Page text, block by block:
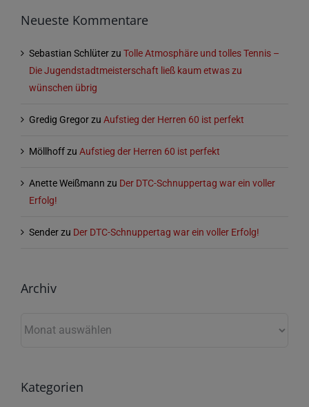
Neueste Kommentare
Sebastian Schlüterzu Tolle Atmosphäre und tolles Tennis –
Die Jugendstadtmeisterschaft ließ kaum etwas zu
wünschen übrig
Gredig Gregorzu Aufstieg der Herren 60 ist perfekt
Möllhoffzu Aufstieg der Herren 60 ist perfekt
Anette Weißmann zu Der DTC-Schnuppertag war ein voller
Erfolg!
Senderzu Der DTC-Schnuppertag war ein voller Erfolg!
Archiv
Kategorien